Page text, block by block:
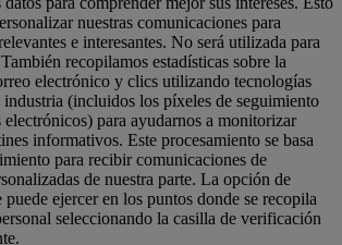
nuestras comunicaciones para
e interesantes. No será utilizada para
recopilamos estadísticas sobre la
electrónico y clics utilizando tecnologías
industria (incluidos los píxeles de seguimiento
electrónicos) para ayudarnos a monitorizar
informativos. Este procesamiento se basa
para recibir comunicaciones de
de nuestra parte. La opción de
puede ejercer en los puntos donde se recopila
seleccionando la casilla de verificación